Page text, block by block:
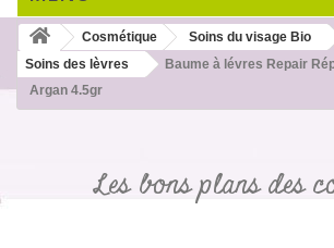
Cosmétique
Soins du visage Bio
Soins des lèvres
Baume à lévres Repair
Argan 4.5gr
Les bons plans des